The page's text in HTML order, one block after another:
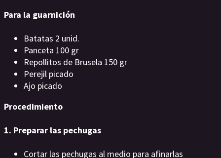
Para la guarnición
Batatas 2 unid.
Panceta 100 gr
Repollitos de Brusela 150 gr
Perejil picado
Ajo picado
Procedimiento
1. Preparar las pechugas
Cortar las pechugas al medio para afinarlas